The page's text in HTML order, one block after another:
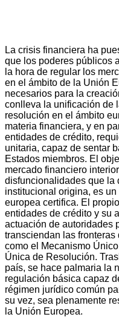
La crisis financiera ha
que los poderes públicos
la hora de regular los
en el ámbito de la Unión
necesarios para la
conlleva la unificación de
resolución en el ámbito
materia financiera, y en
entidades de crédito,
unitaria, capaz de sentar
Estados miembros. El
mercado financiero
disfuncionalidades que la
institucional origina, es
europea certifica. El
entidades de crédito y su
actuación de autoridades
transciendan las
como el Mecanismo
Única de Resolución.
país, se hace palmaria la
regulación básica capaz
régimen jurídico común
su vez, sea plenamente
la Unión Europea.